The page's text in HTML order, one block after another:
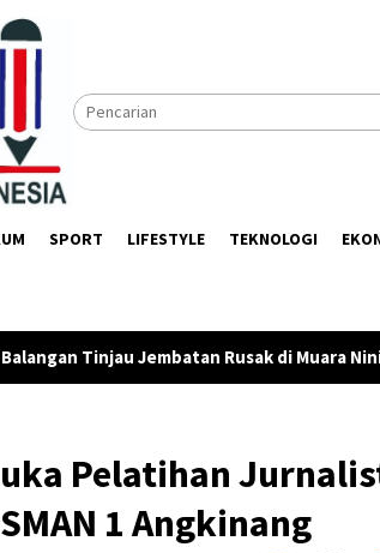
SPORT LIFESTYLE TEKNOLOGI
di Muara Ninian Pemkot
Pelatihan
1 Angkinang